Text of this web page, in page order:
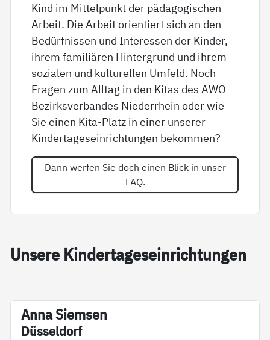
Kind im Mittelpunkt der pädagogischen
Arbeit. Die Arbeit orientiert sich an den
Bedürfnissen und Interessen der Kinder,
ihrem familiären Hintergrund und ihrem
sozialen und kulturellen Umfeld. Noch
Fragen zum Alltag in den Kitas des AWO
Bezirksverbandes Niederrhein oder wie
Sie einen Kita-Platz in einer unserer
Kindertageseinrichtungen bekommen?
Dann werfen Sie doch einen Blick in unser
FAQ.
Un­se­re Kin­der­ta­ge­s­ein­rich­tun­gen
An­na Siem­sen
Düs­sel­dorf